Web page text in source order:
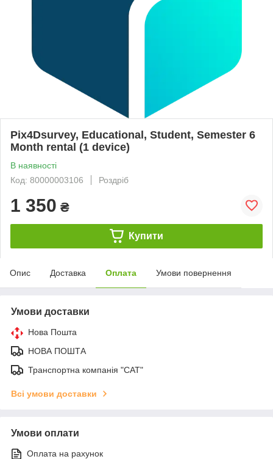
Pix4Dsurvey, Educational, Student, Semester 6
Month rental (1 device)
В наявності
Код: 80000003106
Роздріб
1 350 ₴
Купити
Опис Доставка Оплата Умови повернення
Умови доставки
Нова Пошта
НОВА ПОШТА
Транспортна компанія "САТ"
Всі умови доставки
Умови оплати
Оплата на рахунок